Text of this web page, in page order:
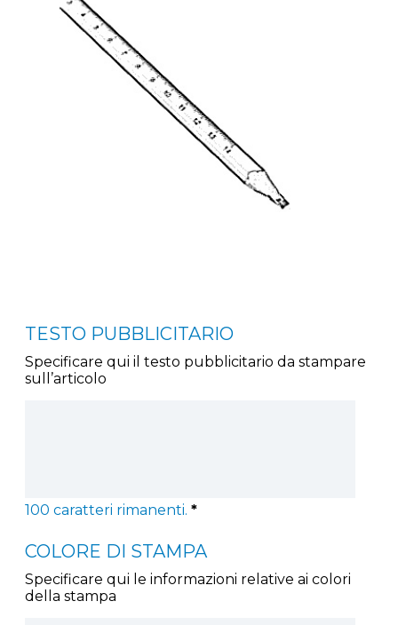
TESTO PUBBLICITARIO
Specificare qui il testo pubblicitario da stampare
sull’articolo
100 caratteri rimanenti. *
COLORE DI STAMPA
Specificare qui le informazioni relative ai colori
della stampa